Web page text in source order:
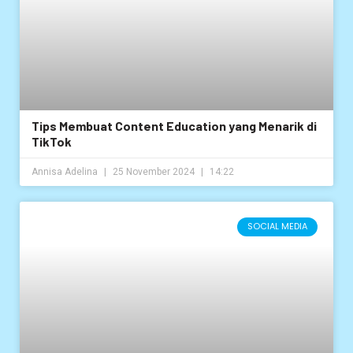
Tips Membuat Content Education yang Menarik di
TikTok
Annisa Adelina 25 November 2024 14:22
SOCIAL MEDIA